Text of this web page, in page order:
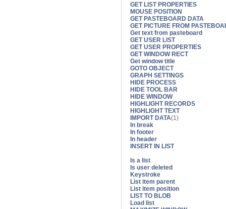
GET LIST PROPERTIES
MOUSE POSITION
GET PASTEBOARD DATA
GET PICTURE FROM
Get text from pasteboard
GET USER LIST
GET USER PROPERTIES
GET WINDOW RECT
Get window title
GOTO OBJECT
GRAPH SETTINGS
HIDE PROCESS
HIDE TOOL BAR
HIDE WINDOW
HIGHLIGHT RECORDS
HIGHLIGHT TEXT
IMPORT DATA(1)
In break
In footer
In header
INSERT IN LIST
Is a list
Is user deleted
Keystroke
List item parent
List item position
LIST TO BLOB
Load list